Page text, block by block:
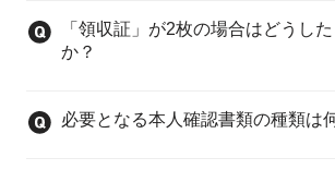
「領収証」が2枚の場合はどうし
か？
必要となる本人確認書類の種類は